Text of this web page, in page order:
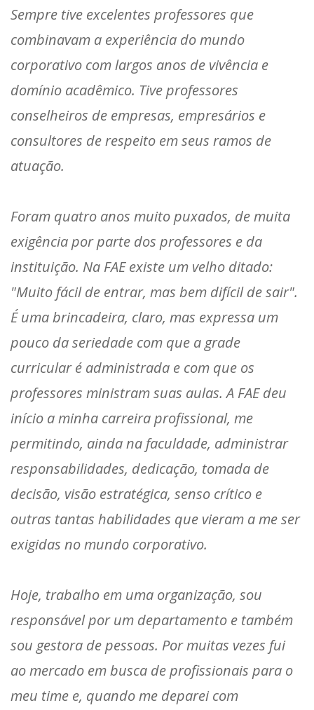
Sempre tive excelentes professores que
combinavam a experiência do mundo
corporativo com largos anos de vivência e
domínio acadêmico. Tive professores
conselheiros de empresas, empresários e
consultores de respeito em seus ramos de
atuação.
Foram quatro anos muito puxados, de muita
exigência por parte dos professores e da
instituição. Na FAE existe um velho ditado:
"Muito fácil de entrar, mas bem difícil de sair".
É uma brincadeira, claro, mas expressa um
pouco da seriedade com que a grade
curricular é administrada e com que os
professores ministram suas aulas. A FAE deu
início a minha carreira profissional, me
permitindo, ainda na faculdade, administrar
responsabilidades, dedicação, tomada de
decisão, visão estratégica, senso crítico e
outras tantas habilidades que vieram a me ser
exigidas no mundo corporativo.
Hoje, trabalho em uma organização, sou
responsável por um departamento e também
sou gestora de pessoas. Por muitas vezes fui
ao mercado em busca de profissionais para o
meu time e, quando me deparei com